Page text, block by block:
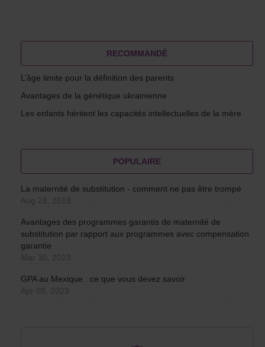
RECOMMANDÉ
L’âge limite pour la définition des parents
Avantages de la génétique ukrainienne
Les enfants héritent les capacités intellectuelles de la mère
POPULAIRE
La maternité de substitution - comment ne pas être trompé
Aug 28, 2018
Avantages des programmes garantis de maternité de
substitution par rapport aux programmes avec compensation
garantie
Mar 30, 2023
GPA au Mexique : ce que vous devez savoir
Apr 08, 2023